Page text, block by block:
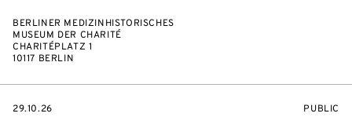
BERLINER MEDIZINHISTORISCHES
MUSEUM DER CHARITÉ
CHARITÉPLATZ 1
10117 BERLIN
STARTS
29.10.26
EVENT
PUBLIC